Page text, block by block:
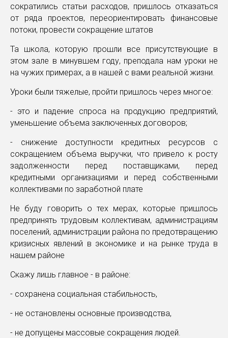
сократились статьи расходов, пришлось отказаться
от ряда проектов, переориентировать финансовые
потоки, провести сокращение штатов
Та школа, которую прошли все присутствующие в
этом зале в минувшем году, преподала нам уроки не
на чужих примерах, а в нашей с вами реальной жизни.
Уроки были тяжелые, пройти пришлось через многое:
- это и падение спроса на продукцию предприятий,
уменьшение объема заключенных договоров;
- снижение доступности кредитных ресурсов с
сокращением объема выручки, что привело к росту
задолженности перед поставщиками, перед
кредитными организациями и перед собственными
коллективами по заработной плате
Не буду говорить о тех мерах, которые пришлось
предпринять трудовым коллективам, администрациям
поселений, администрации района по предотвращению
кризисных явлений в экономике и на рынке труда в
нашем районе
Скажу лишь главное - в районе:
- сохранена социальная стабильность,
- не остановлены основные производства,
- не допущены массовые сокращения людей.